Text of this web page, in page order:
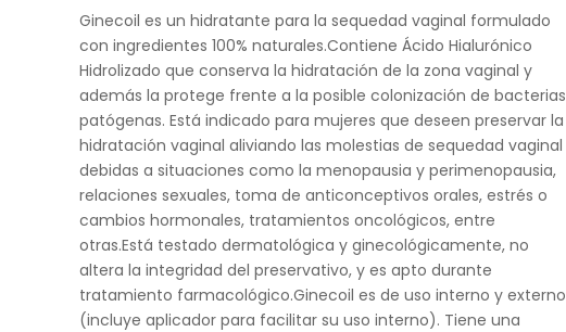
Ginecoil es un hidratante para la sequedad vaginal formulado
con ingredientes 100% naturales.Contiene Ácido Hialurónico
Hidrolizado que conserva la hidratación de la zona vaginal y
además la protege frente a la posible colonización de bacterias
patógenas. Está indicado para mujeres que deseen preservar la
hidratación vaginal aliviando las molestias de sequedad vaginal
debidas a situaciones como la menopausia y perimenopausia,
relaciones sexuales, toma de anticonceptivos orales, estrés o
cambios hormonales, tratamientos oncológicos, entre
otras.Está testado dermatológica y ginecológicamente, no
altera la integridad del preservativo, y es apto durante
tratamiento farmacológico.Ginecoil es de uso interno y externo
(incluye aplicador para facilitar su uso interno). Tiene una